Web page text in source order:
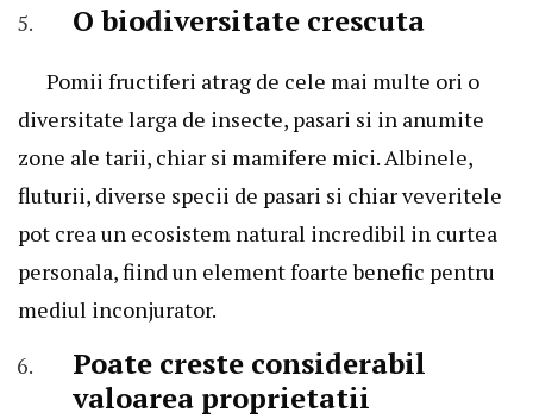
O biodiversitate crescuta
Pomii fructiferi atrag de cele mai multe ori o
diversitate larga de insecte, pasari si in anumite
zone ale tarii, chiar si mamifere mici. Albinele,
fluturii, diverse specii de pasari si chiar veveritele
pot crea un ecosistem natural incredibil in curtea
personala, fiind un element foarte benefic pentru
mediul inconjurator.
Poate creste considerabil
valoarea proprietatii